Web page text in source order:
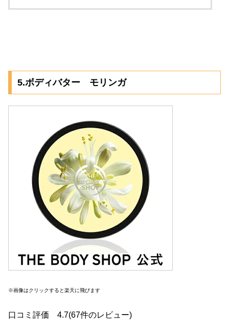
5.ボディバター モリンガ
※画像はクリックすると楽天に飛びます
口コミ評価 4.7(67件のレビュー)